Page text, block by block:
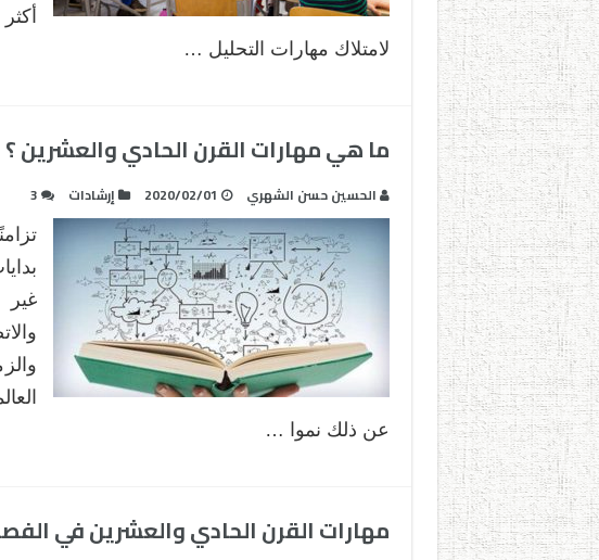
لامتلاك مهارات التحليل …
ما هي مهارات القرن الحادي والعشرين ؟
الحسين حسن الشهري 2020/02/01 إرشادات 3
عن ذلك نموا …
مهارات القرن الحادي والعشرين في